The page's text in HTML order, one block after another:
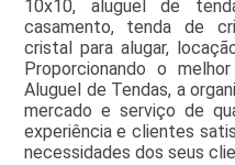
10x10, aluguel de
casamento, tenda de
cristal para alugar,
Proporcionando o
Aluguel de Tendas, a
mercado e serviço de
experiência e clientes
necessidades dos seus